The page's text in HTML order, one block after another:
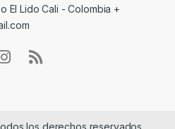
El Lido Cali - Colombia +
los derechos reservados.